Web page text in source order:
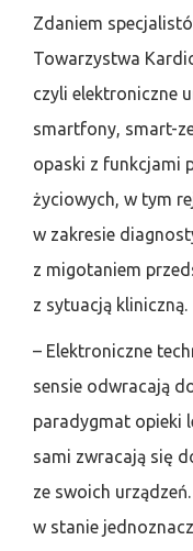
Zdaniem
Towarzystwa
czyli elektroniczne
smartfony, smart-
opaski z funkcjami
życiowych, w tym
w zakresie
z migotaniem
z sytuacją kliniczną.
– Elektroniczne
sensie odwracają
paradygmat opieki
sami zwracają się
ze swoich
w stanie